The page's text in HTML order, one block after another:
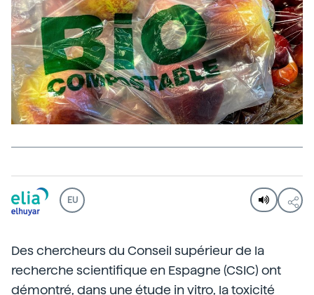
EU
Des chercheurs du Conseil supérieur de la
recherche scientifique en Espagne (CSIC) ont
démontré, dans une étude in vitro, la toxicité